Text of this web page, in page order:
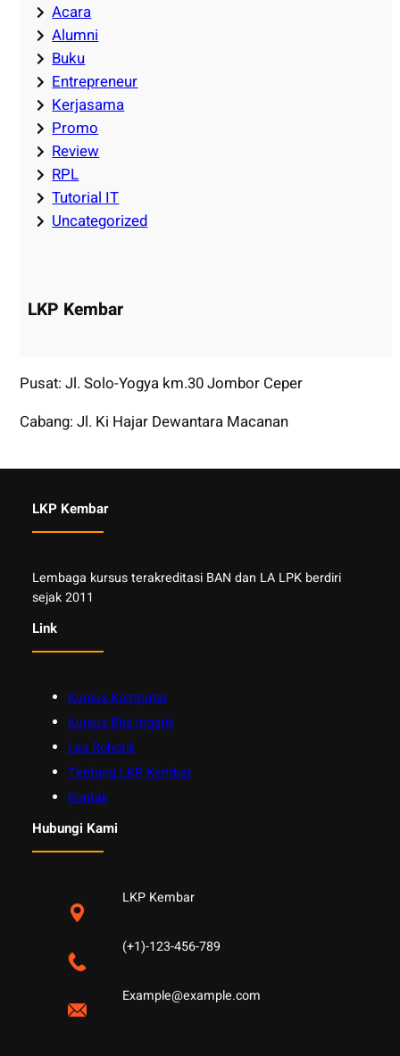
Acara
Alumni
Buku
Entrepreneur
Kerjasama
Promo
Review
RPL
Tutorial IT
Uncategorized
LKP Kembar
Pusat: Jl. Solo-Yogya km.30 Jombor Ceper
Cabang: Jl. Ki Hajar Dewantara Macanan
LKP Kembar
Lembaga kursus terakreditasi BAN dan LA LPK berdiri
sejak 2011
Link
Kursus Komputer
Kursus Bhs Inggris
Les Robotik
Tentang LKP Kembar
Kontak
Hubungi Kami
LKP Kembar
(+1)-123-456-789
Example@example.com